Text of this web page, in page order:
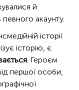
й
певного акаунту.
історії
історію, є
. Героєм
першої особи,